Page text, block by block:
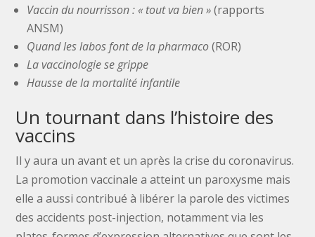
Vaccin du nourrisson : « tout va bien »(rapports
ANSM)
Quand les labos font de la pharmaco(ROR)
La vaccinologie se grippe
Hausse de la mortalité infantile
Un tournant dans l’histoire des
vaccins
Il y aura un avant et un après la crise du coronavirus.
La promotion vaccinale a atteint un paroxysme mais
elle a aussi contribué à libérer la parole des victimes
des accidents post-injection, notamment via les